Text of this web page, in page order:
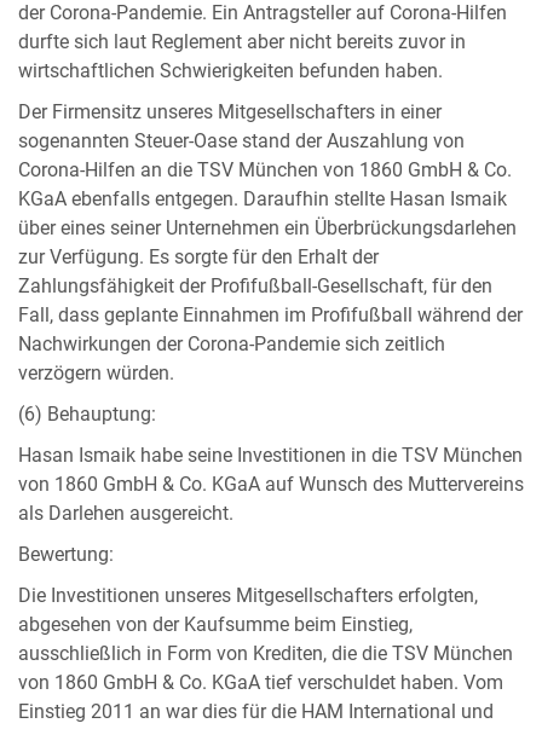
der Corona-Pandemie. Ein Antragsteller auf Corona-Hilfen
durfte sich laut Reglement aber nicht bereits zuvor in
wirtschaftlichen Schwierigkeiten befunden haben.
Der Firmensitz unseres Mitgesellschafters in einer
sogenannten Steuer-Oase stand der Auszahlung von
Corona-Hilfen an die TSV München von 1860 GmbH & Co.
KGaA ebenfalls entgegen. Daraufhin stellte Hasan Ismaik
über eines seiner Unternehmen ein Überbrückungsdarlehen
zur Verfügung. Es sorgte für den Erhalt der
Zahlungsfähigkeit der Profifußball-Gesellschaft, für den
Fall, dass geplante Einnahmen im Profifußball während der
Nachwirkungen der Corona-Pandemie sich zeitlich
verzögern würden.
(6) Behauptung:
Hasan Ismaik habe seine Investitionen in die TSV München
von 1860 GmbH & Co. KGaA auf Wunsch des Muttervereins
als Darlehen ausgereicht.
Bewertung:
Die Investitionen unseres Mitgesellschafters erfolgten,
abgesehen von der Kaufsumme beim Einstieg,
ausschließlich in Form von Krediten, die die TSV München
von 1860 GmbH & Co. KGaA tief verschuldet haben. Vom
Einstieg 2011 an war dies für die HAM International und